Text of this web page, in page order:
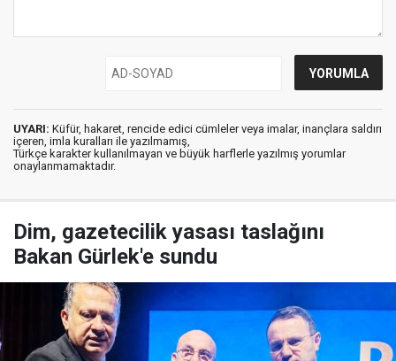
UYARI: Küfür, hakaret, rencide edici cümleler veya imalar, inançlara saldırı
içeren, imla kuralları ile yazılmamış,
Türkçe karakter kullanılmayan ve büyük harflerle yazılmış yorumlar
onaylanmamaktadır.
Dim, gazetecilik yasası taslağını
Bakan Gürlek'e sundu